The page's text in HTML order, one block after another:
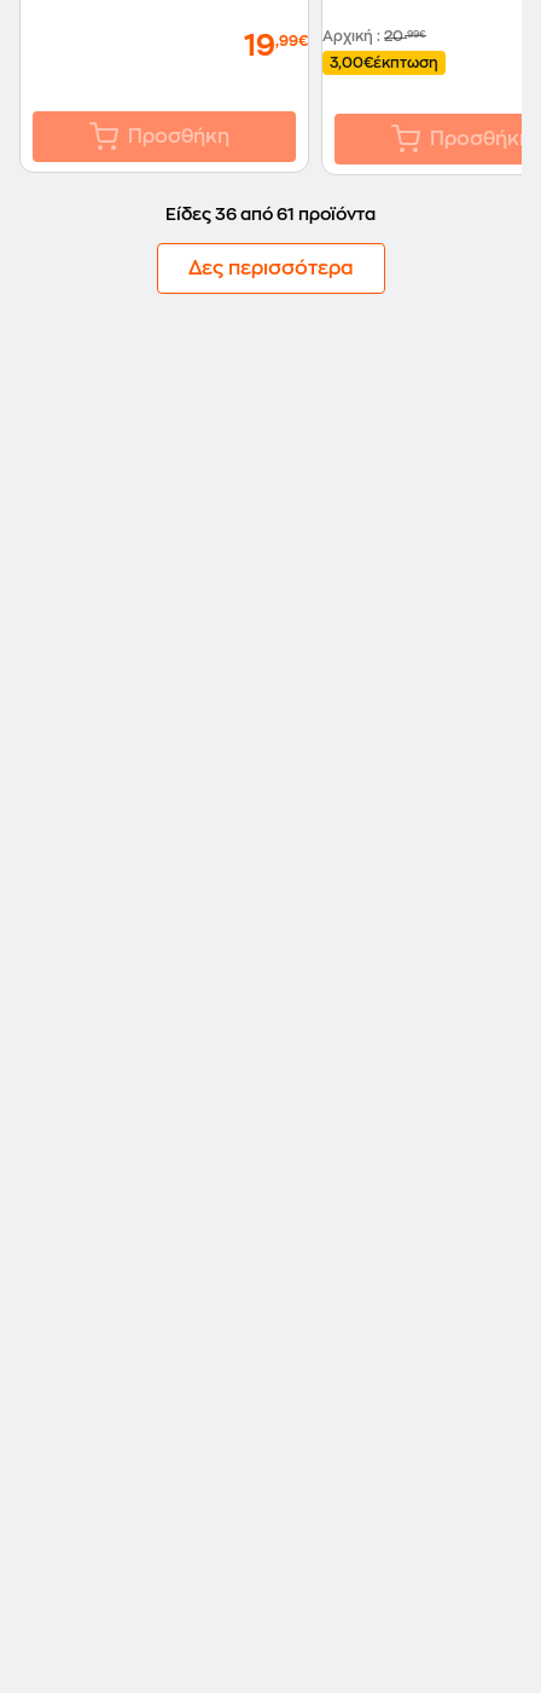
19,99€
Προσθήκη
Αρχική : 20,99€
3,00€έκπτωση
Προσθήκη
Είδες 36 από 61 προϊόντα
Δες περισσότερα